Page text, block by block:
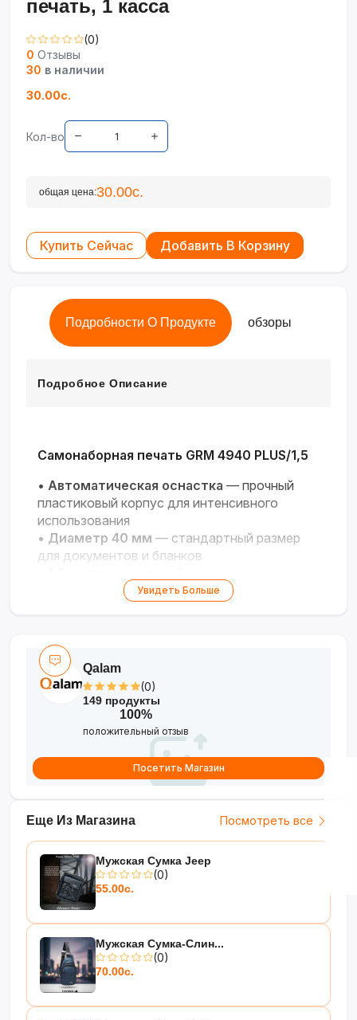
печать, 1 касса
(0)
0 Отзывы
30 в наличии
30.00с.
Кол-во
общая цена:30.00с.
Купить Сейчас Добавить В Корзину
Подробности О Продукте обзоры
Подробное Описание
Самонаборная печать GRM 4940 PLUS/1,5
• Автоматическая оснастка — прочный
пластиковый корпус для интенсивного
использования
• Диаметр 40 мм — стандартный размер
для документов и бланков
дополнительное поле для текста
•Сменная подушка
чернильного элемента
Увидеть Больше
Еще Из Магазина Посмотреть все
Мужская Сумка Jeep
(0)
55.00с.
Мужская Сумка-Слин...
(0)
70.00с.
Qalam
(0)
149 продукты
100%
положительный отзыв
Посетить Магазин